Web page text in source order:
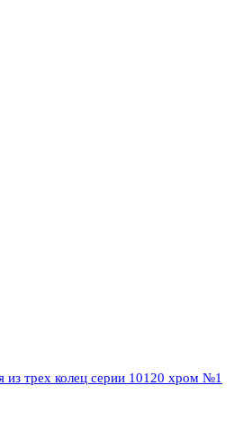
из трех колец серии 10120 хром №1